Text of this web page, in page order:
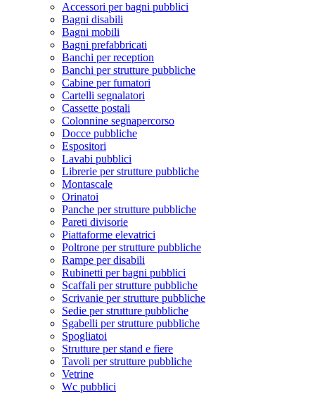
Accessori per bagni pubblici
Bagni disabili
Bagni mobili
Bagni prefabbricati
Banchi per reception
Banchi per strutture pubbliche
Cabine per fumatori
Cartelli segnalatori
Cassette postali
Colonnine segnapercorso
Docce pubbliche
Espositori
Lavabi pubblici
Librerie per strutture pubbliche
Montascale
Orinatoi
Panche per strutture pubbliche
Pareti divisorie
Piattaforme elevatrici
Poltrone per strutture pubbliche
Rampe per disabili
Rubinetti per bagni pubblici
Scaffali per strutture pubbliche
Scrivanie per strutture pubbliche
Sedie per strutture pubbliche
Sgabelli per strutture pubbliche
Spogliatoi
Strutture per stand e fiere
Tavoli per strutture pubbliche
Vetrine
Wc pubblici